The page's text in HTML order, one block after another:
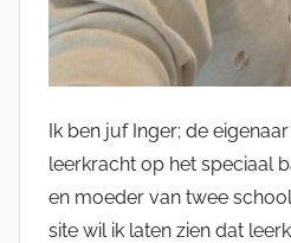
Ik ben juf Inger; de
leerkracht op het speciaal
en moeder van twee
site wil ik laten zien dat